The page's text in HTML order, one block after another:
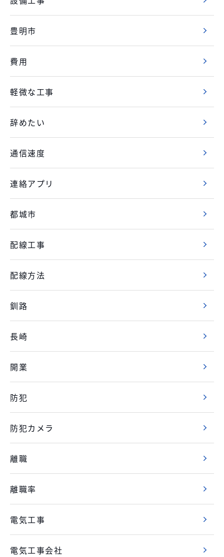
豊明市
費用
軽微な工事
辞めたい
通信速度
連絡アプリ
都城市
配線工事
配線方法
釧路
長崎
開業
防犯
防犯カメラ
離職
離職率
電気工事
電気工事会社